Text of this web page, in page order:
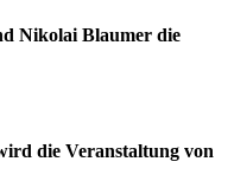
Nikolai Blaumer die
die Veranstaltung von